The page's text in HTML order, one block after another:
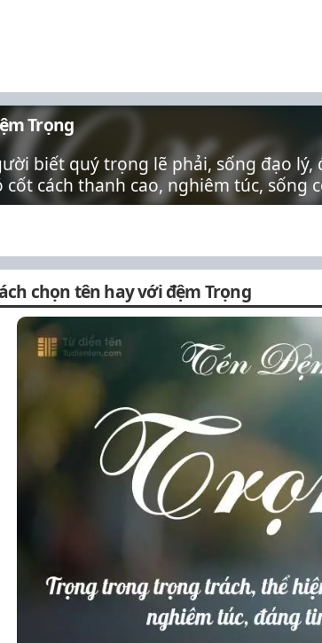
Trọng
biết quý trọng lẽ phải, sống đạo
cách thanh cao, nghiêm túc, sống
chọn tên hay với đệm Trọng